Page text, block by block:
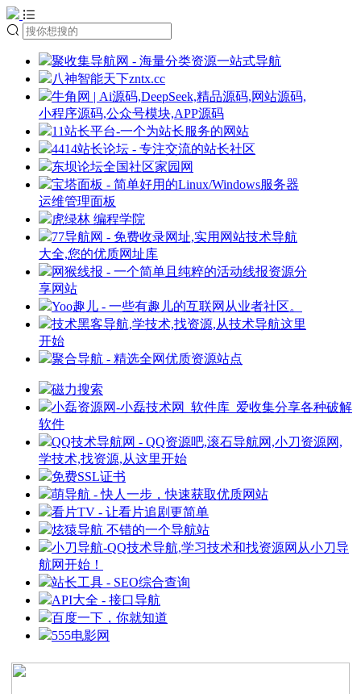
聚收集导航网 - 海量分类资源一站式导航
八神智能天下zntx.cc
牛角网 | Ai源码,DeepSeek,精品源码,网站源码,
小程序源码,公众号模块,APP源码
11站长平台-一个为站长服务的网站
4414站长论坛 - 专注交流的站长社区
东坝论坛全国社区家园网
宝塔面板 - 简单好用的Linux/Windows服务器
运维管理面板
虎绿林 编程学院
77导航网 - 免费收录网址,实用网站技术导航
大全,您的优质网址库
网猴线报 - 一个简单且纯粹的活动线报资源分
享网站
Yoo趣儿 - 一些有趣儿的互联网从业者社区。
技术黑客导航,学技术,找资源,从技术导航这里
开始
聚合导航 - 精选全网优质资源站点
磁力搜索
小磊资源网-小磊技术网_软件库_爱收集分享各种破解
软件
QQ技术导航网 - QQ资源吧,滚石导航网,小刀资源网,
学技术,找资源,从这里开始
免费SSL证书
萌导航 - 快人一步，快速获取优质网站
看片TV - 让看片追剧更简单
炫猿导航 不错的一个导航站
小刀导航-QQ技术导航,学习技术和找资源网从小刀导
航网开始！
站长工具 - SEO综合查询
API大全 - 接口导航
百度一下，你就知道
555电影网